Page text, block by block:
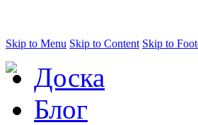
Skip to Menu Skip to Content Skip to
Доска
Блог